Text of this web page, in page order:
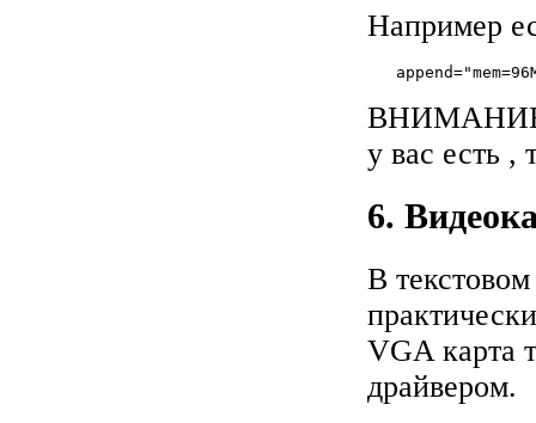
Например
ВНИМАНИЕ:
у вас есть ,
6.
В
VGA карта
драйвером.